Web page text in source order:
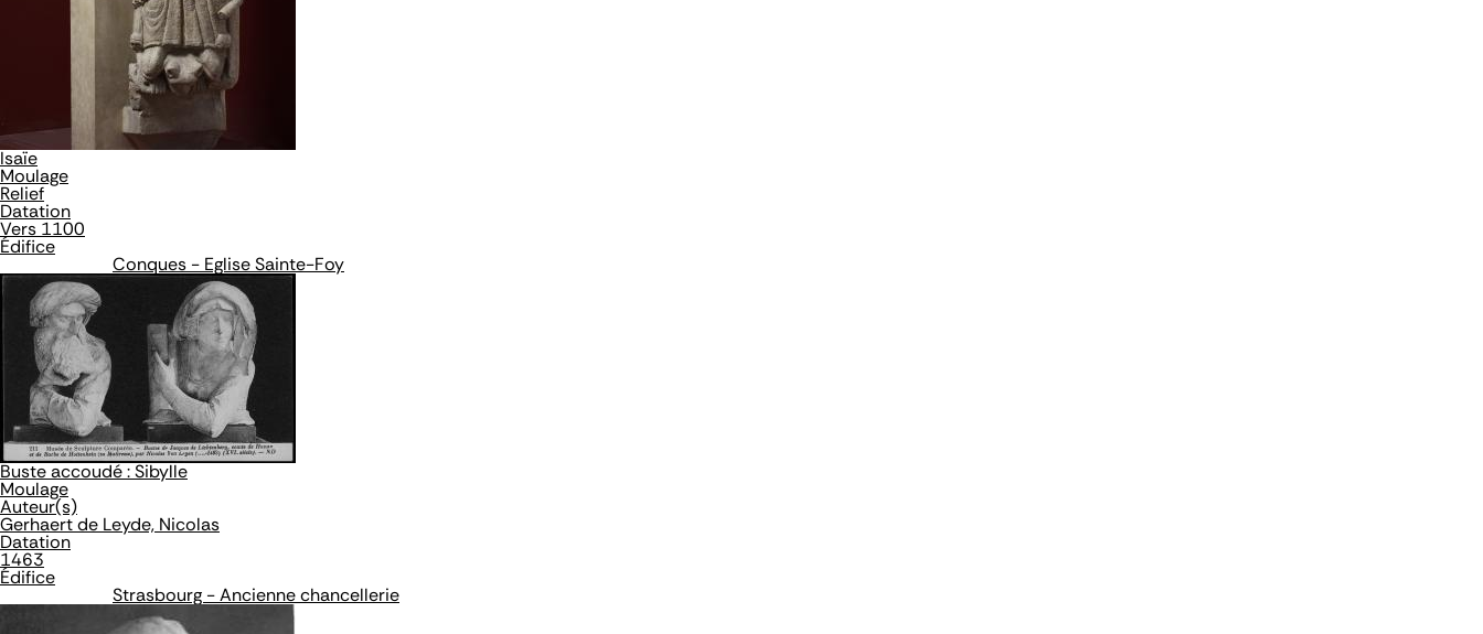
Isaïe
Moulage
Relief
Datation
Vers 1100
Édifice
Conques - Eglise Sainte-Foy
Buste accoudé : Sibylle
Moulage
Auteur(s)
Gerhaert de Leyde, Nicolas
Datation
1463
Édifice
Strasbourg - Ancienne chancellerie